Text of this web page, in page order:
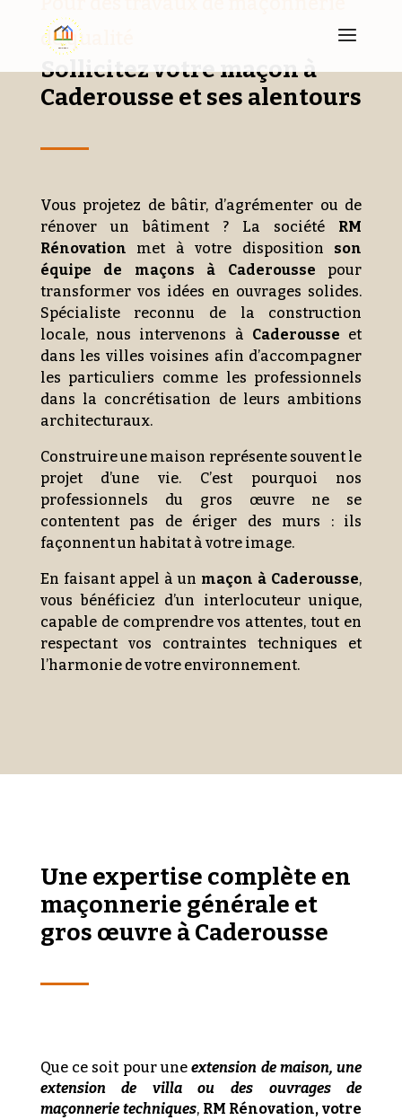
de qualité
Sollicitez votre maçon à
Caderousse et ses alentours
Vous projetez de bâtir, d’agrémenter ou de
rénover un bâtiment ? La société RM
Rénovation met à votre disposition son
équipe de maçons à Caderousse pour
transformer vos idées en ouvrages solides.
Spécialiste reconnu de la construction
locale, nous intervenons à Caderousse et
dans les villes voisines afin d’accompagner
les particuliers comme les professionnels
dans la concrétisation de leurs ambitions
architecturaux.
Construire une maison représente souvent le
projet d’une vie. C’est pourquoi nos
professionnels du gros œuvre ne se
contentent pas de ériger des murs : ils
façonnent un habitat à votre image.
En faisant appel à un maçon à Caderousse,
vous bénéficiez d’un interlocuteur unique,
capable de comprendre vos attentes, tout en
respectant vos contraintes techniques et
l’harmonie de votre environnement.
Une expertise complète en
maçonnerie générale et
gros œuvre à Caderousse
Que ce soit pour uneextension de maison, une
extension de villa ou des ouvrages de
maçonnerie techniques, RM Rénovation, votre